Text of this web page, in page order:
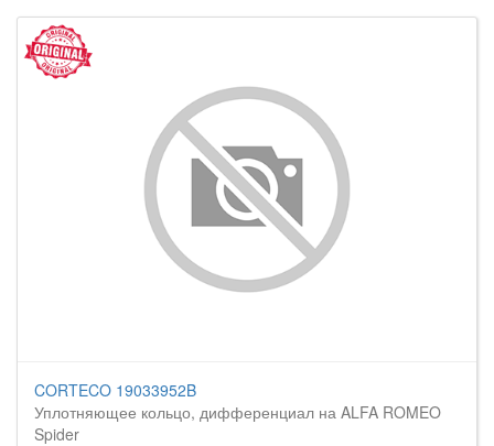
CORTECO 19033952B
Уплотняющее кольцо, дифференциал на ALFA ROMEO
Spider